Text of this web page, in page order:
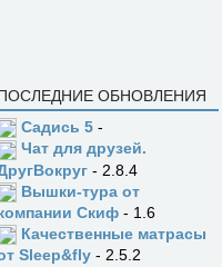
ОБНОВЛЕНИЯ
Садись 5 -
Чат для друзей.
- 2.8.4
Вышки-тура от
Скиф - 1.6
Качественные матрасы
Sleep&fly - 2.5.2